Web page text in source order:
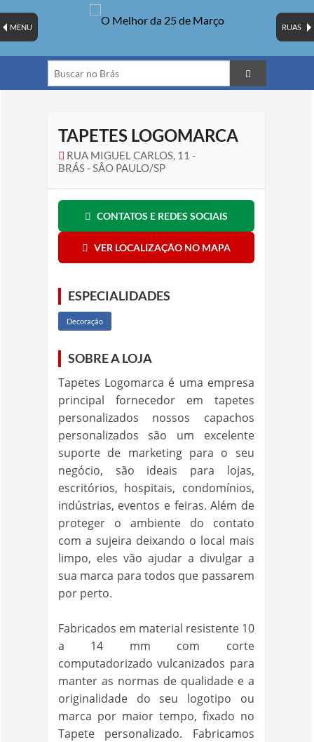
RUAS
MENU
TAPETES LOGOMARCA
RUA MIGUEL CARLOS, 11 -
BRÁS - SÃO PAULO/SP
CONTATOS E REDES SOCIAIS
VER LOCALIZAÇÃO NO MAPA
ESPECIALIDADES
Decoração
SOBRE A LOJA
Tapetes Logomarca é uma empresa
principal fornecedor em tapetes
personalizados nossos capachos
personalizados são um excelente
suporte de marketing para o seu
negócio, são ideais para lojas,
escritórios, hospitais, condomínios,
indústrias, eventos e feiras. Além de
proteger o ambiente do contato
com a sujeira deixando o local mais
limpo, eles vão ajudar a divulgar a
sua marca para todos que passarem
por perto.
Fabricados em material resistente 10
a 14 mm com corte
computadorizado vulcanizados para
manter as normas de qualidade e a
originalidade do seu logotipo ou
marca por maior tempo, fixado no
Tapete personalizado. Fabricamos